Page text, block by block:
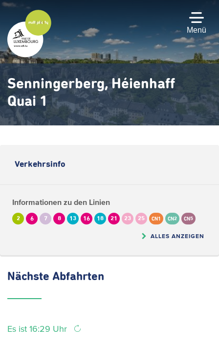
Zum
Hauptinhalt
gehen
Menü
Senningerberg, Héienhaff
Quai 1
Verkehrsinfo
Informationen zu den Linien
2 6 7 8 13 16 18 21 23 25 CN1 CN2 CN5
ALLES ANZEIGEN
Nächste Abfahrten
Es ist 16:29 Uhr